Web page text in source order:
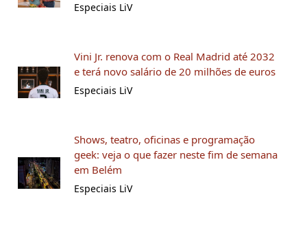
Especiais LiV
Vini Jr. renova com o Real Madrid até 2032
e terá novo salário de 20 milhões de euros
Especiais LiV
Shows, teatro, oficinas e programação
geek: veja o que fazer neste fim de semana
em Belém
Especiais LiV